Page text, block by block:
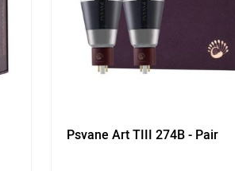
Psvane Art TIII 274B - Pair